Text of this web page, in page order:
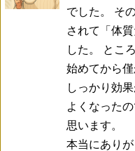
でした。 そ
されて「体
した。 とこ
始めてから僅
しっかり効
よくなった
思います。
本当にありが